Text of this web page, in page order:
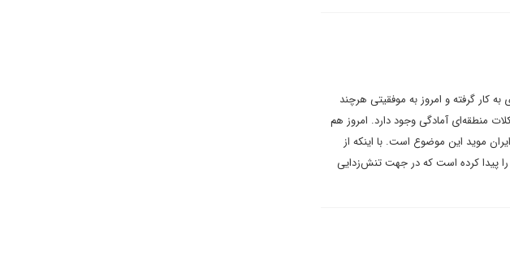
کار گرفته و امروز به موفقیتی هرچند
منطقه‌ای آمادگی وجود دارد. امروز هم
موید این موضوع است. با اینکه از
را پیدا کرده است که در جهت تنش‌زدایى